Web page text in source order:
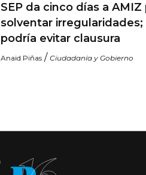
SEP da cinco días a AMIZ
solventar irregularidades;
podría evitar clausura
Anaid Piñas/ Ciudadanía y Gobierno